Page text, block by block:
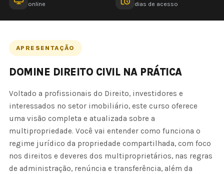
online dias de acesso
APRESENTAÇÃO
DOMINE DIREITO CIVIL NA PRÁTICA
Voltado a profissionais do Direito, investidores e
interessados no setor imobiliário, este curso oferece
uma visão completa e atualizada sobre a
multipropriedade. Você vai entender como funciona o
regime jurídico da propriedade compartilhada, com foco
nos direitos e deveres dos multiproprietários, nas regras
de administração, renúncia e transferência, além da